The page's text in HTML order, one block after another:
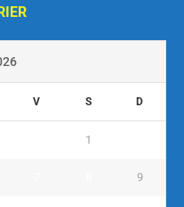
V S D
1
9